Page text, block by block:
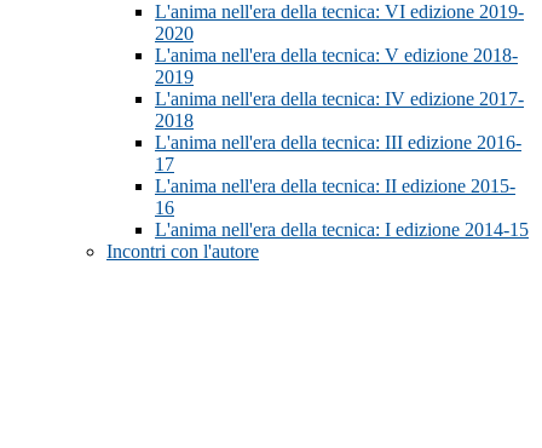
L'anima nell'era della tecnica: VI edizione 2019-
2020
L'anima nell'era della tecnica: V edizione 2018-
2019
L'anima nell'era della tecnica: IV edizione 2017-
2018
L'anima nell'era della tecnica: III edizione 2016-
17
L'anima nell'era della tecnica: II edizione 2015-
16
L'anima nell'era della tecnica: I edizione 2014-15
Incontri con l'autore